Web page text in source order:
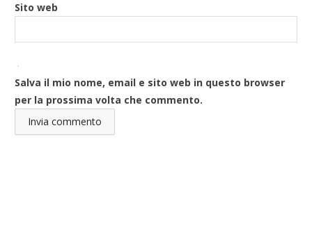
Sito web
Salva il mio nome, email e sito web in questo browser
per la prossima volta che commento.